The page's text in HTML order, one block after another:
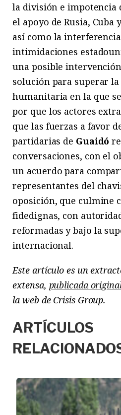
la división e impotencia
el apoyo de Rusia, Cuba
así como la
intimidaciones
una posible
solución para superar
humanitaria en la que
por que los actores
que las fuerzas a favor
partidarias de Guaidó
conversaciones, con el
un acuerdo para
representantes del
oposición, que culmine
fidedignas, con
reformadas y bajo la
internacional.
Este artículo es un
extensa, publicada
la web de Crisis Group.
ARTÍCULOS